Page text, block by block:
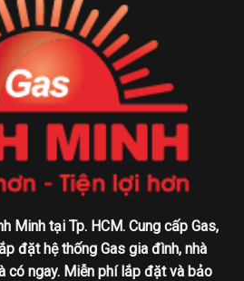
Minh tại Tp. HCM. Cung cấp Gas,
đặt hệ thống Gas gia đình, nhà
có ngay. Miễn phí lắp đặt và bảo